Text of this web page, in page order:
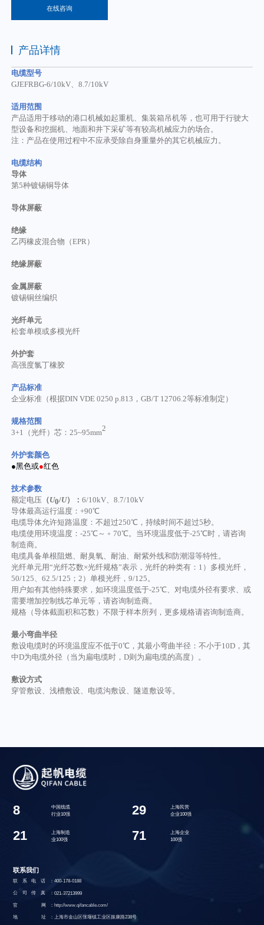
在线咨询
产品详情
电缆型号
GJEFRBG-6/10kV 、8.7/10kV
适用范围
产品适用于移动的港口机械如起重机、集装箱吊机等，也可用于行驶大
型设备和挖掘机、地面和井下采矿等有较高机械应力的场合。
注：产品在使用过程中不应承受除自身重量外的其它机械应力。
电缆结构
导体
第5种镀锡铜导体
导体屏蔽
绝缘
乙丙橡皮混合物 （EPR ）
绝缘屏蔽
金属屏蔽
镀锡铜丝编织
光纤单元
松套单模或多模光纤
外护套
高强度氯丁橡胶
产品标准
企业标准（根据DIN VDE 0250 p.813，GB/T 12706. 2等标准制定）
规格范围
3+1（光纤）芯： 25~95mm2
外护套颜色
●黑色或●红色
技术参数
额定电压 （U0/U） ：6/10kV 、8.7/10kV
导体最高运行温度：+90℃
电缆导体允许短路温度：不超过250℃，持续时间不超过5秒。
电缆使用环境温度：-25℃～﹢70℃。当环境温度低于-25℃时，请咨询
制造商。
电缆具备单根阻燃、耐臭氧、耐油、耐紫外线和防潮湿等特性。
光纤单元用“光纤芯数×光纤规格”表示，光纤的种类有：1）多模光纤，
50/125、62.5/125；2）单模光纤，9/125。
用户如有其他特殊要求，如环境温度低于-25℃、对电缆外径有要求、或
需要增加控制线芯单元等，请咨询制造商。
规格（导体截面积和芯数）不限于样本所列，更多规格请咨询制造商。
最小弯曲半径
敷设电缆时的环境温度应不低于0℃，其最小弯曲半径：不小于10D，其
中D为电缆外径（当为扁电缆时，D则为扁电缆的高度）。
敷设方式
穿管敷设、浅槽敷设、电缆沟敷设、隧道敷设等。
8
中国线缆
行业10强
29
上海民营
企业100强
21
上海制造
业100强
71
上海企业
100强
联系我们
联系电话：400-178-0188
公司传真：021-37213999
官 网：http://www.qifancable.com/
地 址：上海市金山区张堰镇工业区振康路238号